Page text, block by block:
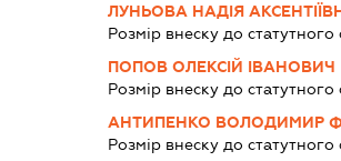
ЛУНЬОВА НАДІЯ
Розмір внеску до
ПОПОВ ОЛЕКСІЙ ІВАНОВИЧ
Розмір внеску до
АНТИПЕНКО ВОЛОДИМИР
Розмір внеску до